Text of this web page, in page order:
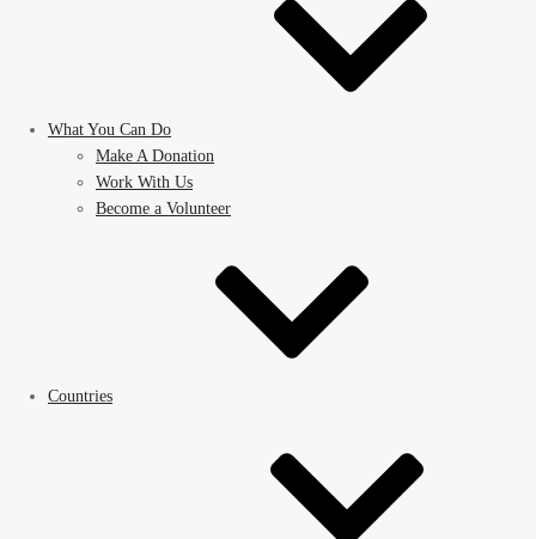
What You Can Do
Make A Donation
Work With Us
Become a Volunteer
Countries